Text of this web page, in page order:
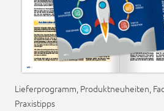
Lieferprogramm, Produktneuheiten,
Praxistipps